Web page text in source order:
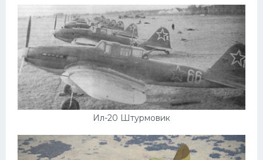
Ил-20 Штурмовик